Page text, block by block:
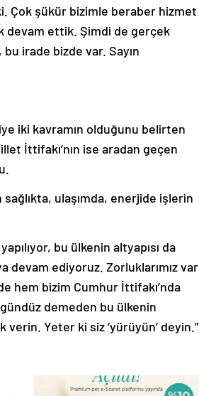
Çok şükür bizimle beraber hizmet
devam ettik. Şimdi de gerçek
irade bizde var. Sayın
iki kavramın olduğunu belirten
İttifakı’nın ise aradan geçen
ulaşımda, enerjide işlerin
bu ülkenin altyapısı da
devam ediyoruz. Zorluklarımız var
hem bizim Cumhur İttifakı’nda
gündüz demeden bu ülkenin
Yeter ki siz ‘yürüyün’ deyin.”